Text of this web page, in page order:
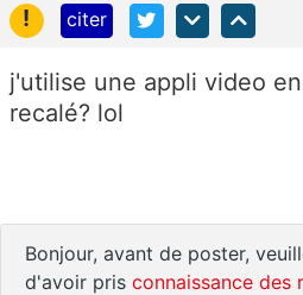
!
citer
j'utilise une appli video
recalé? lol
Bonjour, avant de poster,
d'avoir pris connaissance des